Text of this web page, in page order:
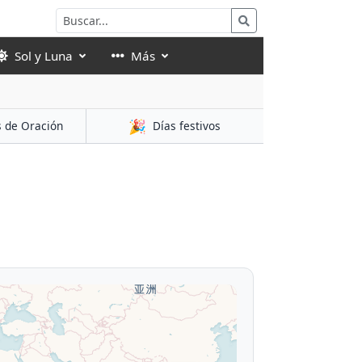
Sol y Luna Más
de Oración 🎉 Días festivos